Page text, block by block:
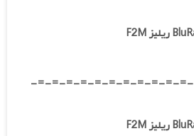
-=-=-=-=-=-=-=-=-=-=-